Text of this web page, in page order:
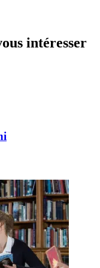
intéresser